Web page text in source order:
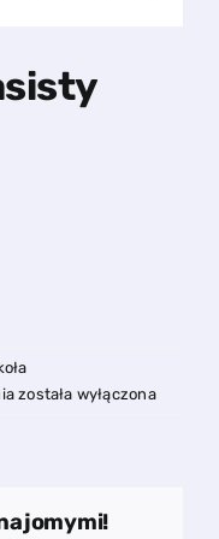
Kurs
została wyłączona